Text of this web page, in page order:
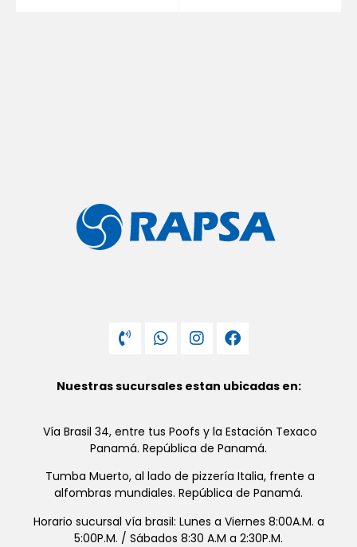
Nuestras sucursales estan ubicadas en:
Vía Brasil 34, entre tus Poofs y la Estación Texaco
Panamá. República de Panamá.
Tumba Muerto, al lado de pizzería Italia, frente a
alfombras mundiales. República de Panamá.
Horario sucursal vía brasil: Lunes a Viernes 8:00A.M. a
5:00P.M. / Sábados 8:30 A.M a 2:30P.M.